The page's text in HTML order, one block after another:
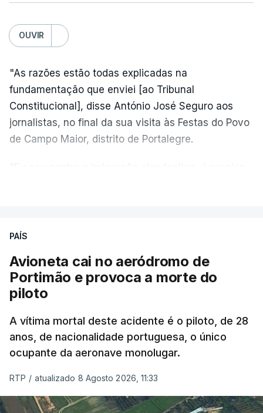
OUVIR
"As razões estão todas explicadas na
fundamentação que enviei [ao Tribunal
Constitucional], disse António José Seguro aos
jornalistas, no final da sua visita às Festas do Povo
de Campo Maior, distrito de Portalegre.
nada disto é incompatível com tratarmos com
crianças", acrescentou.
António José Seguro mostrou dúvidas sobre se é
ERROR ON HTML5 MEDIA ELEMENT
PAÍS
Avioneta cai no aeródromo de
Portimão e provoca a morte do
piloto
A vítima mortal deste acidente é o piloto, de 28
anos, de nacionalidade portuguesa, o único
ocupante da aeronave monolugar.
RTP / atualizado 8 Agosto 2026, 11:33